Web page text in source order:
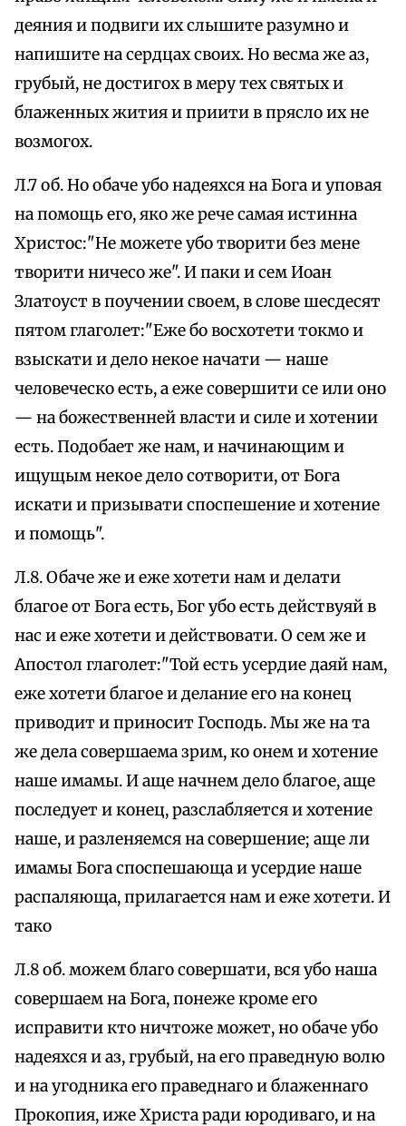
деяния и подвиги их слышите разумно и
напишите на сердцах своих. Но весма же аз,
грубый, не достигох в меру тех святых и
блаженных жития и приити в прясло их не
возмогох.
Л.7 об. Но обаче убо надеяхся на Бога и уповая
на помощь его, яко же рече самая истинна
Христос:"Не можете убо творити без мене
творити ничесо же". И паки и сем Иоан
Златоуст в поучении своем, в слове шесдесят
пятом глаголет:"Еже бо восхотети токмо и
взыскати и дело некое начати — наше
человеческо есть, а еже совершити се или оно
— на божественней власти и силе и хотении
есть. Подобает же нам, и начинающим и
ищущым некое дело сотворити, от Бога
искати и призывати споспешение и хотение
и помощь".
Л.8. Обаче же и еже хотети нам и делати
благое от Бога есть, Бог убо есть действуяй в
нас и еже хотети и действовати. О сем же и
Апостол глаголет:"Той есть усердие даяй нам,
еже хотети благое и делание его на конец
приводит и приносит Господь. Мы же на та
же дела совершаема зрим, ко онем и хотение
наше имамы. И аще начнем дело благое, аще
последует и конец, разслабляется и хотение
наше, и разленяемся на совершение; аще ли
имамы Бога споспешающа и усердие наше
распаляюща, прилагается нам и еже хотети. И
тако
Л.8 об. можем благо совершати, вся убо наша
совершаем на Бога, понеже кроме его
исправити кто ничтоже может, но обаче убо
надеяхся и аз, грубый, на его праведную волю
и на угодника его праведнаго и блаженнаго
Прокопия, иже Христа ради юродиваго, и на